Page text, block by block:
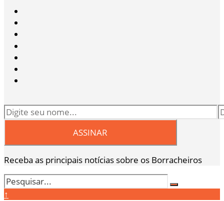
Receba as principais notícias sobre os Borracheiros
↑